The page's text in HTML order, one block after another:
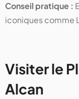
Conseil pratique :
iconiques comme
Visiter le
Alcan